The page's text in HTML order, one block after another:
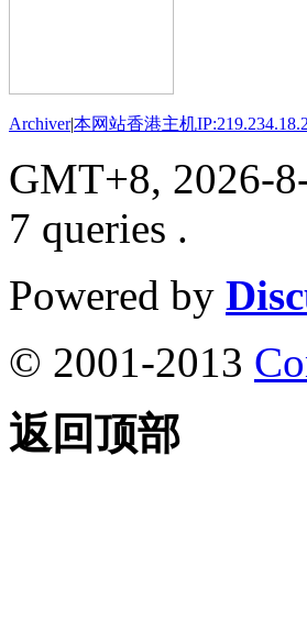
Archiver|本网站香港主机
GMT+8, 2026-
7 queries .
Powered by
© 2001-2013
返回顶部